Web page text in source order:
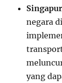
negara
yang